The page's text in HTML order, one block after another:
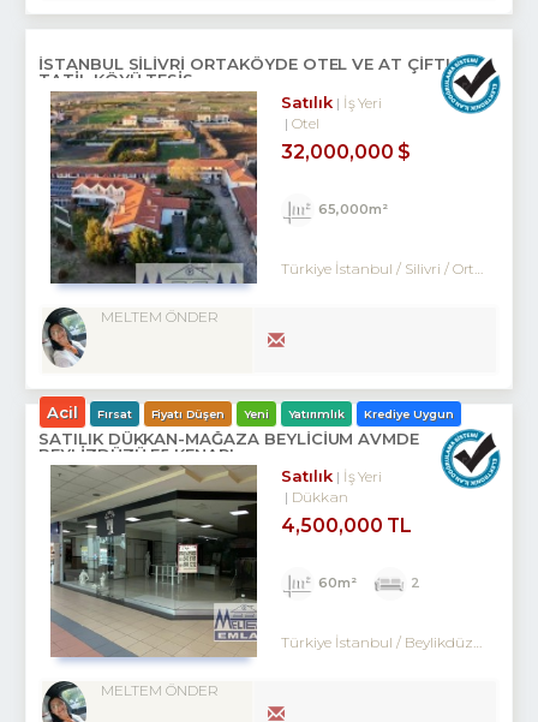
İSTANBUL SİLİVRİ ORTAKÖYDE OTEL VE AT ÇİFTLİĞİ
TATİL KÖYÜ TESİS
Satılık
İş Yeri
Otel
32,000,000 $
65,000m²
Türkiye İstanbul / Silivri / Ortaköy
MELTEM ÖNDER
Acil Fırsat Fiyatı Düşen Yeni Yatırımlık Krediye Uygun
SATILIK DÜKKAN-MAĞAZA BEYLİCİUM AVMDE
BEYLİZDÜZÜ E5 KENARI
Satılık
İş Yeri
Dükkan
4,500,000 TL
60m² 2
Türkiye İstanbul / Beylikdüzü
MELTEM ÖNDER